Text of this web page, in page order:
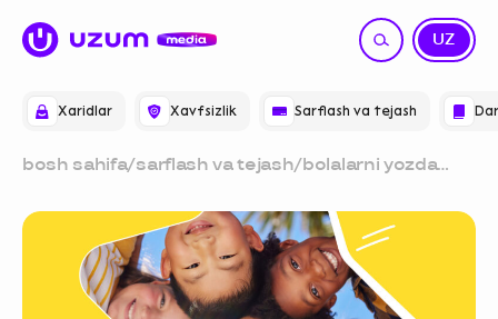
Xaridlar Xavfsizlik Sarflash va tejash
UZ
RU
bosh sahifa/sarflash va tejash/bolalarni yozda
mumkin: toshkent
va toshkent
viloyatidagi bolalar
oromgohlari